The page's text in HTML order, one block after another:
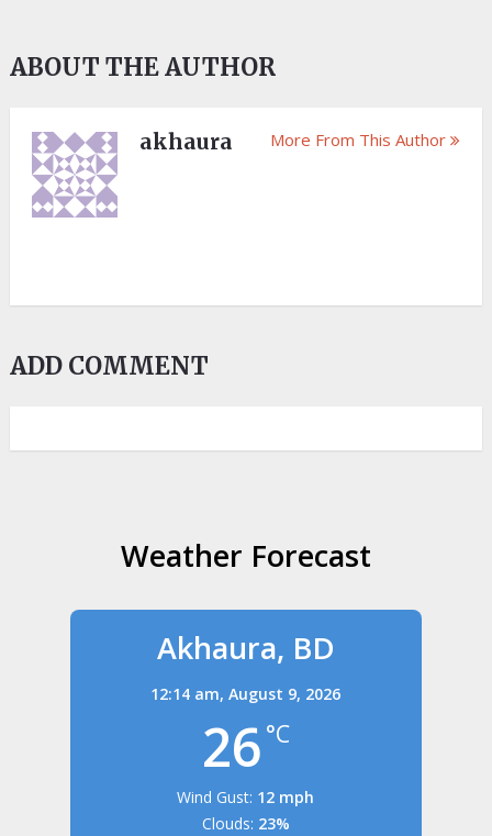
ABOUT THE AUTHOR
akhaura More From This Author
ADD COMMENT
Weather Forecast
Akhaura, BD
12:14 am,August 9, 2026
26 °C
Wind Gust: 12 mph
Clouds: 23%